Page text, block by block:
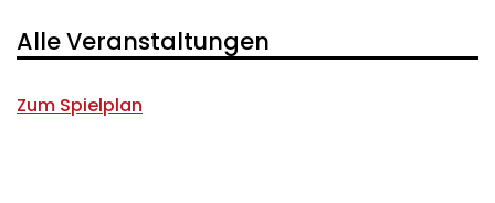
Alle Veranstaltungen
Zum Spielplan